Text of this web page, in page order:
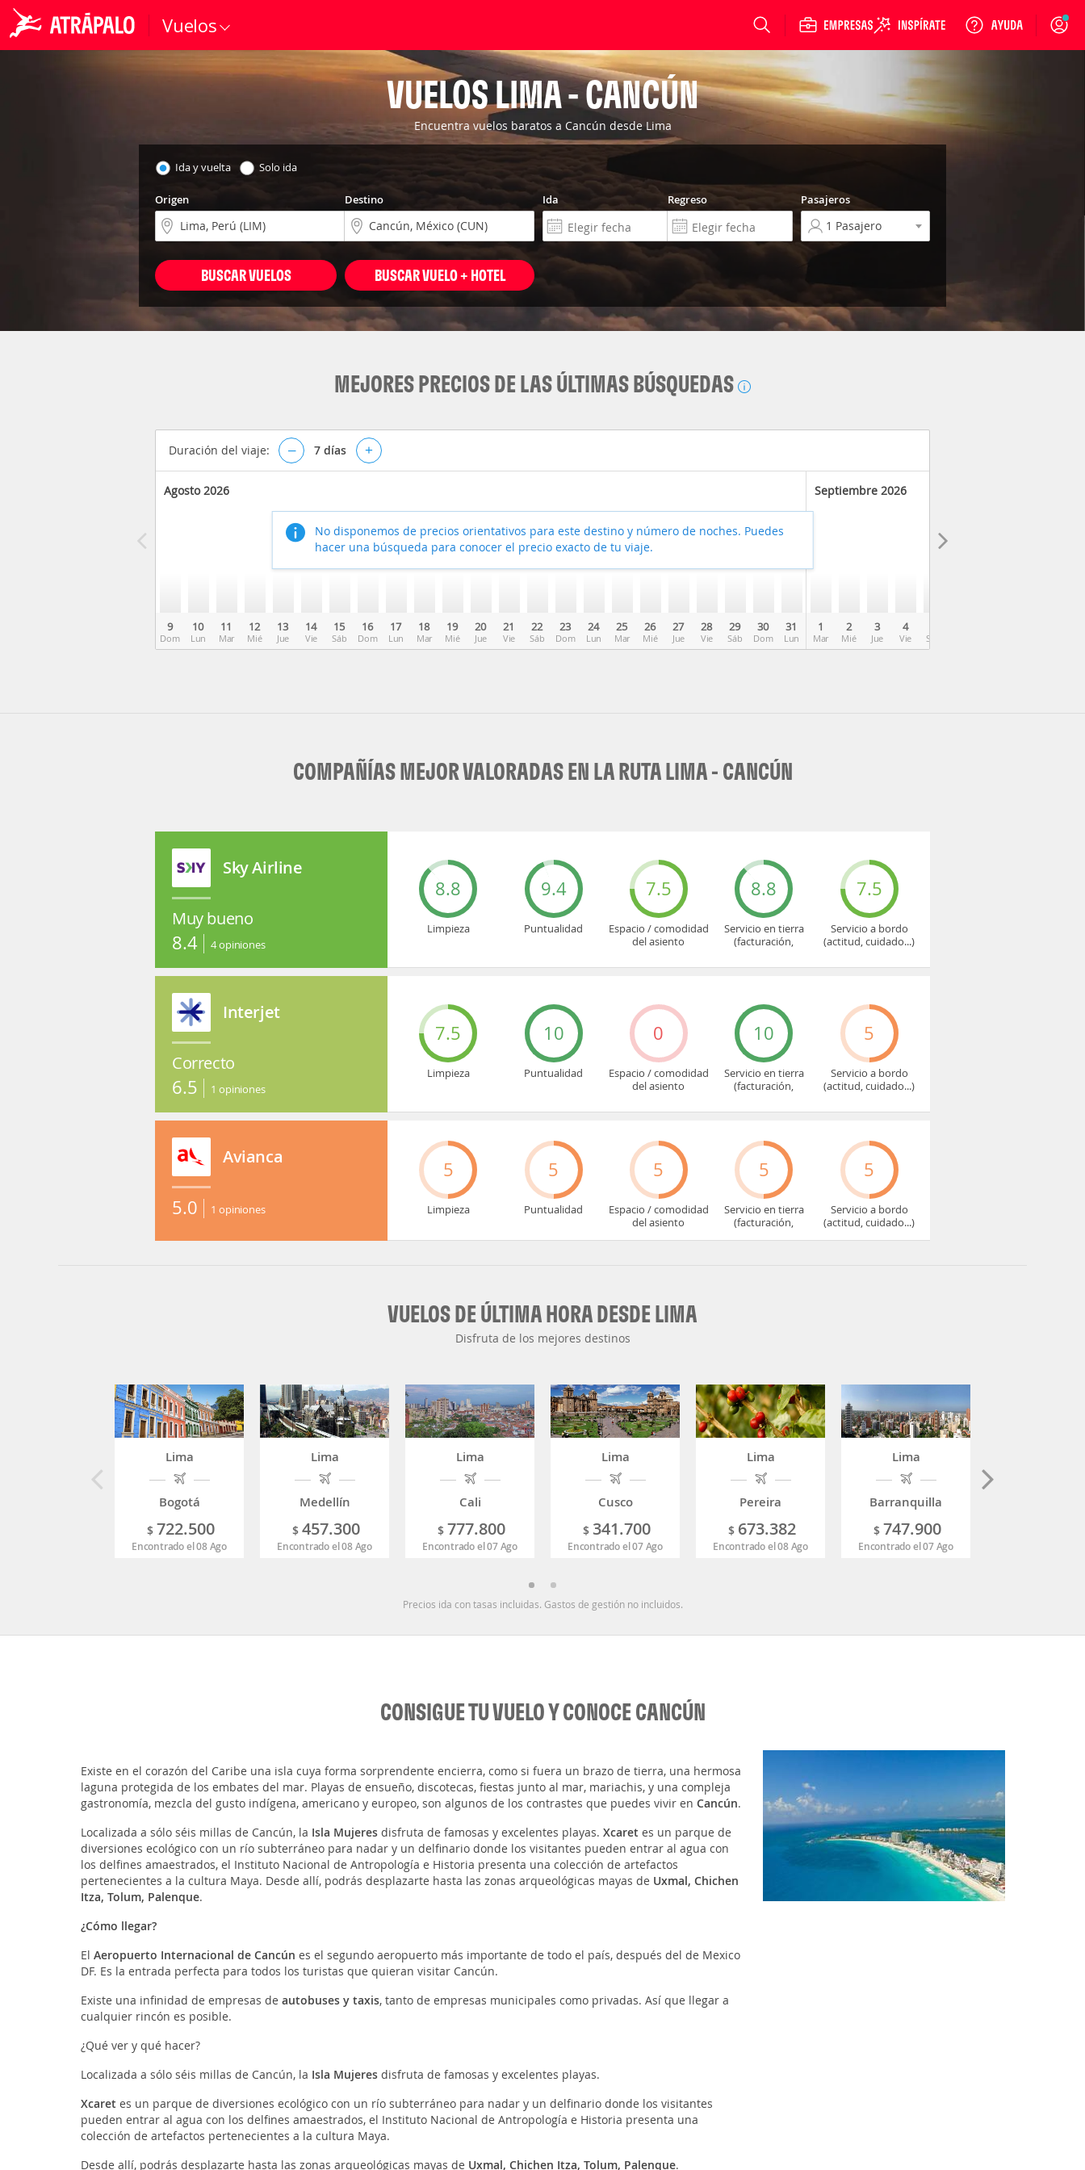
Vuelos Login
VUELOS LIMA - CANCÚN
Encuentra vuelos baratos a Cancún desde Lima
Ida y vuelta Solo ida
Origen Destino Ida Regreso Pasajeros
BUSCAR VUELOS BUSCAR VUELO + HOTEL
MEJORES PRECIOS DE LAS ÚLTIMAS BÚSQUEDAS
Duración del viaje: – 7 días +
Agosto 2026
9
Dom
10
Lun
11
Mar
12
Mié
13
Jue
14
Vie
15
Sáb
16
Dom
17
Lun
18
Mar
19
Mié
20
Jue
21
Vie
22
Sáb
23
Dom
24
Lun
25
Mar
26
Mié
27
Jue
28
Vie
29
Sáb
30
Dom
31
Lun
Septiembre 2026
1
Mar
2
Mié
3
Jue
4
Vie Sáb
No disponemos de precios orientativos para este destino y número de noches. Puedes
hacer una búsqueda para conocer el precio exacto de tu viaje.
COMPAÑÍAS MEJOR VALORADAS EN LA RUTA LIMA - CANCÚN
Sky Airline
Muy bueno
8.4 4opiniones
8.8
Limpieza
9.4
Puntualidad
7.5
Espacio / comodidad
del asiento
8.8
Servicio en tierra
(facturación,
7.5
Servicio a bordo
(actitud, cuidado...)
Interjet
Correcto
6.5 1 opiniones
7.5
Limpieza
10
Puntualidad
0
Espacio / comodidad
del asiento
10
Servicio en tierra
(facturación,
5
Servicio a bordo
(actitud, cuidado...)
Avianca
5.0 1 opiniones
5
Limpieza
5
Puntualidad
5
Espacio / comodidad
del asiento
5
Servicio en tierra
(facturación,
5
Servicio a bordo
(actitud, cuidado...)
VUELOS DE ÚLTIMA HORA DESDE LIMA
Disfruta de los mejores destinos
Lima
Bogotá
$ 722.500
Encontrado el 08 Ago
Lima
Medellín
$ 457.300
Encontrado el 08 Ago
Lima
Cali
$ 777.800
Encontrado el 07 Ago
Lima
Cusco
$ 341.700
Encontrado el 07 Ago
Lima
Pereira
$ 673.382
Encontrado el 08 Ago
Lima
Barranquilla
$ 747.900
Encontrado el 07 Ago
Precios ida con tasas incluidas. Gastos de gestión no incluidos.
CONSIGUE TU VUELO Y CONOCE CANCÚN
Existe en el corazón del Caribe una isla cuya forma sorprendente encierra, como si fuera un brazo de tierra, una hermosa
laguna protegida de los embates del mar. Playas de ensueño, discotecas, fiestas junto al mar, mariachis, y una compleja
gastronomía, mezcla del gusto indígena, americano y europeo, son algunos de los contrastes que puedes vivir en Cancún.
Localizada a sólo séis millas de Cancún, la Isla Mujeresdisfruta de famosas y excelentes playas. Xcaret es un parque de
diversiones ecológico con un río subterráneo para nadar y un delfinario donde los visitantes pueden entrar al agua con
los delfines amaestrados, el Instituto Nacional de Antropología e Historia presenta una colección de artefactos
pertenecientes a la cultura Maya. Desde allí, podrás desplazarte hasta las zonas arqueológicas mayas de Uxmal, Chichen
Itza, Tolum, Palenque.
¿Cómo llegar?
El Aeropuerto Internacional de Cancún es el segundo aeropuerto más importante de todo el país, después del de Mexico
DF. Es la entrada perfecta para todos los turistas que quieran visitar Cancún.
Existe una infinidad de empresas de autobuses y taxis, tanto de empresas municipales como privadas. Así que llegar a
cualquier rincón es posible.
¿Qué ver y qué hacer?
Localizada a sólo séis millas de Cancún, la Isla Mujeresdisfruta de famosas y excelentes playas.
Xcaret es un parque de diversiones ecológico con un río subterráneo para nadar y un delfinario donde los visitantes
pueden entrar al agua con los delfines amaestrados, el Instituto Nacional de Antropología e Historia presenta una
colección de artefactos pertenecientes a la cultura Maya.
Desde allí, podrás desplazarte hasta las zonas arqueológicas mayas de Uxmal, Chichen Itza, Tolum, Palenque.